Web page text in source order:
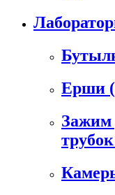
Ерши
Зажим
трубок